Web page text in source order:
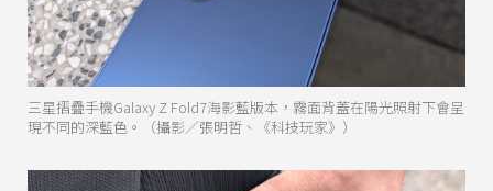
三星摺疊手機Galaxy Z Fold7海影藍版本，霧面背蓋在陽光照射下會呈
現不同的深藍色。（攝影／張明哲、《科技玩家》）